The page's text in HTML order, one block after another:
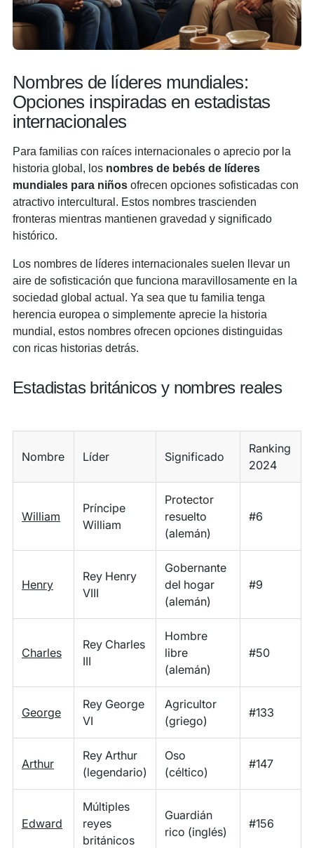
Nombres de líderes mundiales:
Opciones inspiradas en estadistas
internacionales
Para familias con raíces internacionales o aprecio por la
historia global, los nombres de bebés de líderes
mundiales para niños ofrecen opciones sofisticadas con
atractivo intercultural. Estos nombres trascienden
fronteras mientras mantienen gravedad y significado
histórico.
Los nombres de líderes internacionales suelen llevar un
aire de sofisticación que funciona maravillosamente en la
sociedad global actual. Ya sea que tu familia tenga
herencia europea o simplemente aprecie la historia
mundial, estos nombres ofrecen opciones distinguidas
con ricas historias detrás.
Estadistas británicos y nombres reales
Nombre Líder Significado
Ranking
2024
William
Príncipe
William
Protector
resuelto
(alemán)
#6
Henry
Rey Henry
VIII
Gobernante
del hogar
(alemán)
#9
Charles
Rey Charles
III
Hombre
libre
(alemán)
#50
George
Rey George
VI
Agricultor
(griego)
#133
Arthur
Rey Arthur
(legendario)
Oso
(céltico)
#147
Edward
Múltiples
reyes
británicos
Guardián
rico (inglés)
#156